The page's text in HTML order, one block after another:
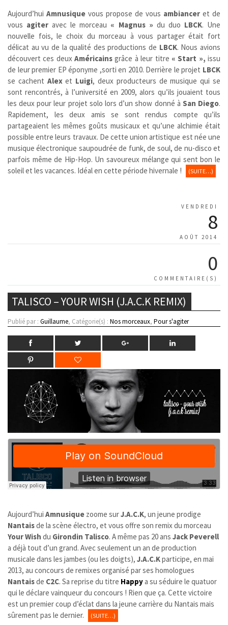
Aujourd’hui Amnusique vous propose de vous ambiancer et de
vous agiter avec le morceau « Magnus » du duo LBCK. Une
nouvelle fois, le choix du morceau à vous partager était fort
délicat au vu de la qualité des productions de LBCK. Nous avions
découvert ces deuxAméricains grâce à leur titre « Start », issu
de leur premier EP éponyme ,sorti en 2010. Derrière le projet LBCK
se cachent Alex et Luigi, deux producteurs de musique qui se
sont rencontrés, à l’université en 2009, alors qu’ils jouaient tous
les deux pour leur projet solo lors d’un show donné à San Diego.
Rapidement, les deux amis se sont rendus compte qu’ils
partageaient les mêmes goûts musicaux et qu’une alchimie était
possible entre leurs travaux. De cette union artistique est née une
musique électronique saupoudrée de funk, de soul, de nu-disco et
parfois même de Hip-Hop. Un savoureux mélange qui sent bon le
soleil et les vacances. Idéal en cette période hivernale !
(SUITE…)
VENDREDI
8
AOÛT 2014
0
COMMENTAIRE(S)
TALISCO – YOUR WISH (J.A.C.K REMIX)
Publié par : Guillaume, Catégorie(s) : Nos morceaux, Pour s'agiter
Aujourd’hui Amnusique zoome surJ.A.C.K, un jeune prodige
Nantaisde la scène électro, et vous offre son remix du morceau
Your Wish du Girondin Talisco. A même pas 20 ans Jack Peverell
a déjà tout d’un grand. Avec seulement un an de production
musicale dans les jambes (ou les doigts), J.A.C.Kparticipe, en mai
2013, au concours de remixes organisé par ses homologues
Nantaisde C2C. Sa reprise du titre Happya su séduire le quatuor
qui le déclare vainqueur du concours ! Rien que ça. Cette victoire
est un premier coup d’éclat dans la jeune carrière du Nantais mais
sûrement pas le dernier.
(SUITE…)